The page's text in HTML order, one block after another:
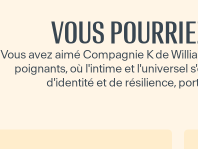
VOUS
Vous avez aimé Compagnie K de
poignants, où l'intime et l'universel
d'identité et de résilience,